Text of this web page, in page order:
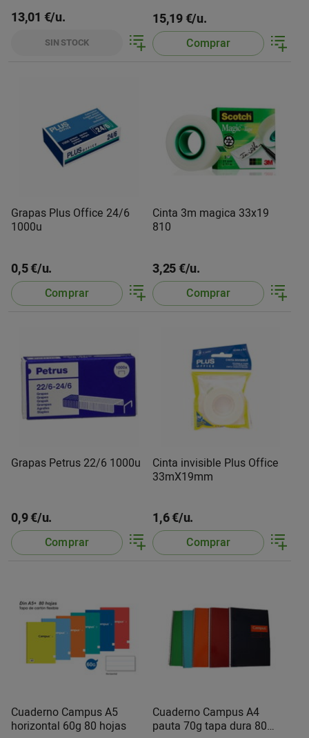
13,01 €/u.
SIN STOCK
15,19 €/u.
Comprar
Grapas Plus Office 24/6
1000u
0,5 €/u.
Comprar
Cinta 3m magica 33x19
810
3,25 €/u.
Comprar
Grapas Petrus 22/6 1000u
0,9 €/u.
Comprar
Cinta invisible Plus Office
33mX19mm
1,6 €/u.
Comprar
Cuaderno Campus A5
horizontal 60g 80 hojas
Cuaderno Campus A4
pauta 70g tapa dura 80